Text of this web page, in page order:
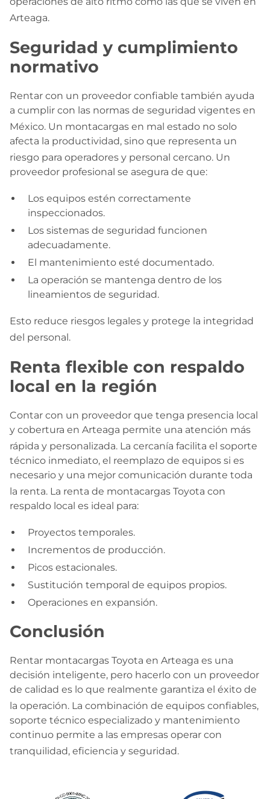
Arteaga.
Seguridad y cumplimiento
normativo
Rentar con un proveedor confiable también ayuda
a cumplir con las normas de seguridad vigentes en
México. Un montacargas en mal estado no solo
afecta la productividad, sino que representa un
riesgo para operadores y personal cercano. Un
proveedor profesional se asegura de que:
Los equipos estén correctamente
inspeccionados.
Los sistemas de seguridad funcionen
adecuadamente.
El mantenimiento esté documentado.
La operación se mantenga dentro de los
lineamientos de seguridad.
Esto reduce riesgos legales y protege la integridad
del personal .
Renta flexible con respaldo
local en la región
Contar con un proveedor que tenga presencia local
y cobertura en Arteaga permite una atención más
rápida y personalizada. La cercanía facilita el soporte
técnico inmediato, el reemplazo de equipos si es
necesario y una mejor comunicación durante toda
la renta. La renta de montacargas Toyota con
respaldo local es ideal para:
Proyectos temporales.
Incrementos de producción.
Picos estacionales.
Sustitución temporal de equipos propios.
Operaciones en expansión.
Conclusión
Rentar montacargas Toyota en Arteaga es una
decisión inteligente, pero hacerlo con un proveedor
de calidad es lo que realmente garantiza el éxito de
la operación. La combinación de equipos confiables,
soporte técnico especializado y mantenimiento
continuo permite a las empresas operar con
tranquilidad, eficiencia y seguridad.